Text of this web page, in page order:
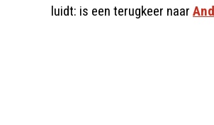
luidt: is een terugkeer naar